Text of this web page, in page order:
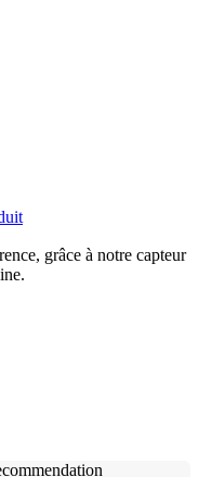
grâce à notre capteur